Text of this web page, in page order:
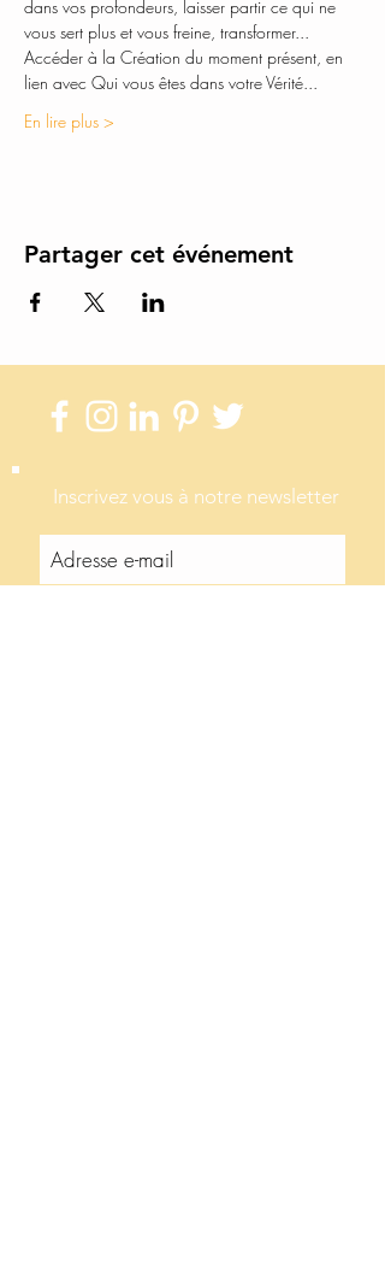
dans vos profondeurs, laisser partir ce qui ne
vous sert plus et vous freine, transformer...
Accéder à la Création du moment présent, en
lien avec Qui vous êtes dans votre Vérité...
En lire plus >
Partager cet événement
Inscrivez vous à notre newsletter